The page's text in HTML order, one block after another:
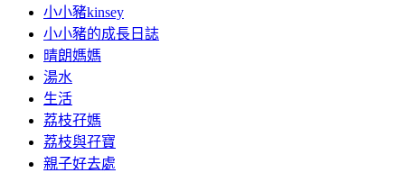
小小豬kinsey
小小豬的成長日誌
晴朗媽媽
湯水
生活
荔枝孖媽
荔枝與孖寶
親子好去處